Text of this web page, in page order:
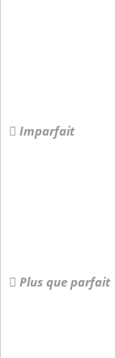
Imparfait
Plus que parfait